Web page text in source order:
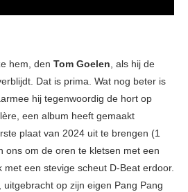
hem, den Tom Goelen, als hij de
Dat is prima. Wat nog beter is
hij tegenwoordig de hort op
een album heeft gemaakt
plaat van 2024 uit te brengen (1
ons om de oren te kletsen met een
een stevige scheut D-Beat erdoor.
uitgebracht op zijn eigen Pang Pang